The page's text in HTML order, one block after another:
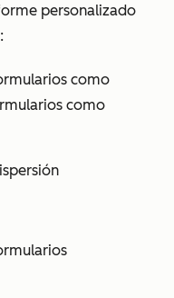
personalizado
como
como